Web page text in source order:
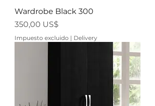
Wardrobe Black 300
Precio
350,00 US$
Impuesto excluido | Delivery